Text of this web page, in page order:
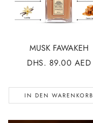
MUSK FAWAKEH
NORMALER
DHS. 89.00 AED
IN DEN WARENKORB